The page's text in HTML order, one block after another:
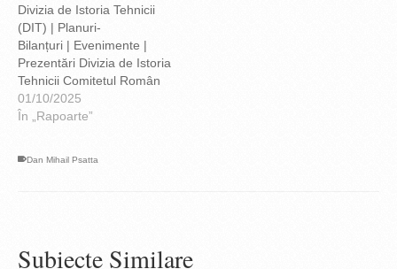
Divizia de Istoria Tehnicii
(DIT) | Planuri-
Bilanțuri | Evenimente |
Prezentări Divizia de Istoria
Tehnicii Comitetul Român
de Istoria și Filosofia
Științei și Tehnicii Academia
au fost prezentate…
01/10/2025
În „Rapoarte”
Dan Mihail Psatta
Subiecte Similare